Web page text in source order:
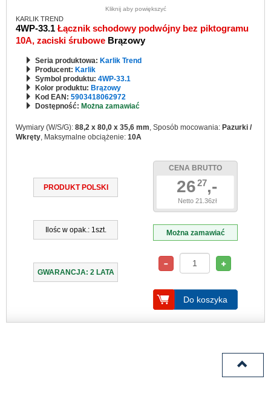
Kliknij aby powiększyć
KARLIK TREND
4WP-33.1 Łącznik schodowy podwójny bez piktogramu
10A, zaciski śrubowe Brązowy
Seria produktowa: Karlik Trend
Producent: Karlik
Symbol produktu: 4WP-33.1
Kolor produktu: Brązowy
Kod EAN: 5903418062972
Dostępność: Można zamawiać
Wymiary (W/S/G): 88,2 x 80,0 x 35,6 mm, Sposób mocowania: Pazurki /
Wkręty, Maksymalne obciążenie: 10A
PRODUKT POLSKI
Ilośc w opak.: 1szt.
GWARANCJA: 2 LATA
CENA BRUTTO
2627,-
Netto 21.36zł
Można zamawiać
Do koszyka